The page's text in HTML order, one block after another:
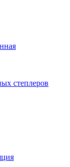
степлеров